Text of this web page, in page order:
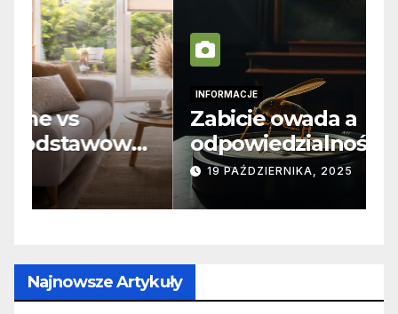
INFORMACJE
Zabicie owada a
odpowiedzialność karna –
jak wygląda to w praktyce?
19 PAŹDZIERNIKA, 2025
Najnowsze Artykuły